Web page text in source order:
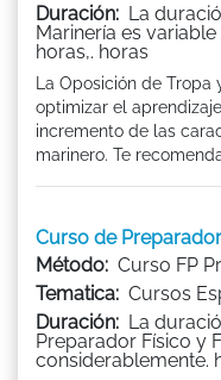
Duración: La
Marinería es
horas,. horas
La Oposición de
optimizar el
incremento de las
marinero. Te
Curso de
Método: Curso FP
Tematica: Cursos
Duración: La
Preparador Físico y
considerablemente.